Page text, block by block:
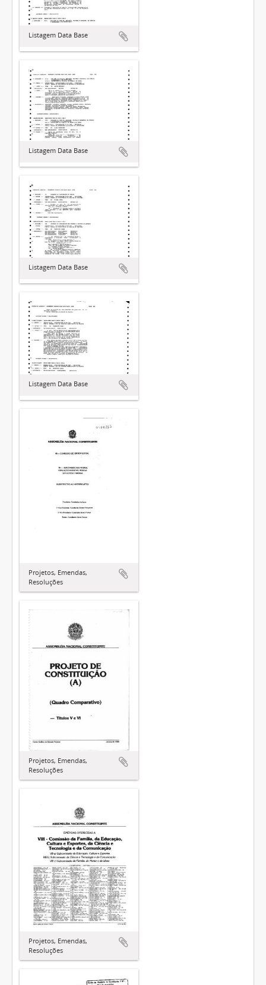
Listagem Data Base
Listagem Data Base
Listagem Data Base
Listagem Data Base
Projetos, Emendas,
Resoluções
Projetos, Emendas,
Resoluções
Projetos, Emendas,
Resoluções